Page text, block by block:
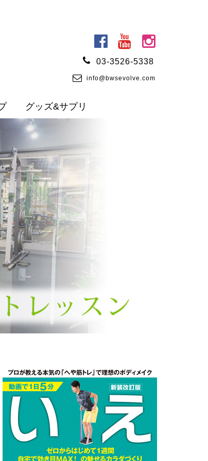
03-3526-5338
info@bwsevolve.com
グッズ&サプリ